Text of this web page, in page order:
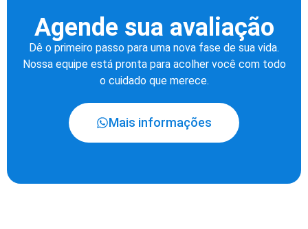
Agende sua avaliação
Dê o primeiro passo para uma nova fase de sua vida.
Nossa equipe está pronta para acolher você com todo
o cuidado que merece.
Mais informações